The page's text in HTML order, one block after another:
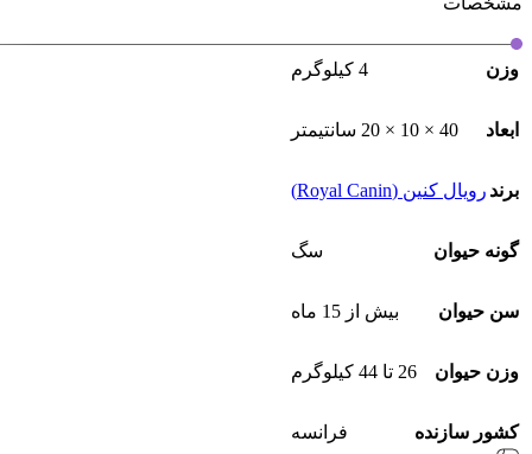
وزن 4 کیلوگرم
ابعاد 40 × 10 × 20 سانتیمتر
برند رویال کنین (Royal Canin)
گونه حیوان سگ
سن حیوان بیش از 15 ماه
وزن حیوان 26 تا 44 کیلوگرم
کشور سازنده فرانسه